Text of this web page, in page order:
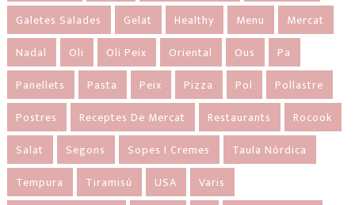
Galetes Salades
Gelat Healthy Menu
Mercat
Nadal
Oli Oli Peix Oriental Ous
Pa
Panellets
Pasta Peix Pizza Pol
Pollastre
Postres
Receptes De Mercat Restaurants
Rocook
Salat
Segons Sopes I Cremes
Taula Nòrdica
Tempura
Tiramisú USA
Varis